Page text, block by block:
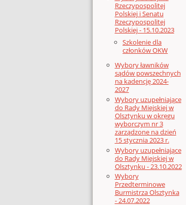
Rzeczypospolitej
Polskiej i Senatu
Rzeczypospolitej
Polskiej - 15.10.2023
Szkolenie dla
członków OKW
Wybory ławników
sądów powszechnych
na kadencję 2024-
2027
Wybory uzupełniające
do Rady Miejskiej w
Olsztynku w okręgu
wyborczym nr 3
zarządzone na dzień
15 stycznia 2023 r.
Wybory uzupełniające
do Rady Miejskiej w
Olsztynku - 23.10.2022
Wybory
Przedterminowe
Burmistrza Olsztynka
- 24.07.2022